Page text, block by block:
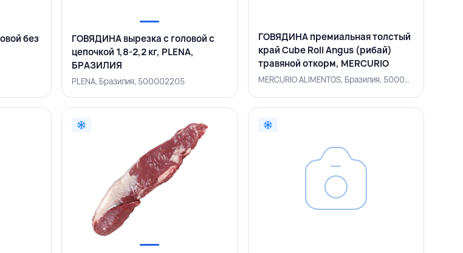
без
ГОВЯДИНА вырезка с головой с
цепочкой 1,8-2,2 кг, PLENA,
БРАЗИЛИЯ
PLENA, Бразилия, 500002205
ГОВЯДИНА премиальная толстый
край Cube Roll Angus (рибай)
травяной откорм, MERCURIO
ALIMENTOS, БРАЗИЛИЯ
MERCURIO ALIMENTOS, Бразилия, 500004951